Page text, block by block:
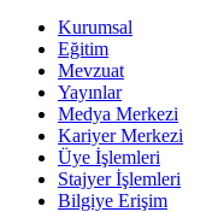
Kurumsal
Eğitim
Mevzuat
Yayınlar
Medya Merkezi
Kariyer Merkezi
Üye İşlemleri
Stajyer İşlemleri
Bilgiye Erişim